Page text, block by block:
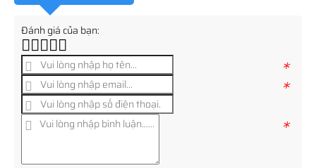
Đánh giá của bạn:
*
*
*